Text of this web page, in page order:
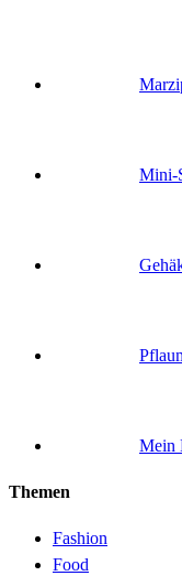
Mini-
Mein
Themen
Fashion
Food